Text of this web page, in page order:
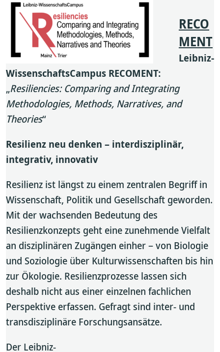
RECO
MENT
Leibniz-
WissenschaftsCampus RECOMENT:
„Resiliencies: Comparing and Integrating
Methodologies, Methods, Narratives, and
Theories“
Resilienz neu denken – interdisziplinär,
integrativ, innovativ
Resilienz ist längst zu einem zentralen Begriff in
Wissenschaft, Politik und Gesellschaft geworden.
Mit der wachsenden Bedeutung des
Resilienzkonzepts geht eine zunehmende Vielfalt
an disziplinären Zugängen einher – von Biologie
und Soziologie über Kulturwissenschaften bis hin
zur Ökologie. Resilienzprozesse lassen sich
deshalb nicht aus einer einzelnen fachlichen
Perspektive erfassen. Gefragt sind inter- und
transdisziplinäre Forschungsansätze.
Der Leibniz-